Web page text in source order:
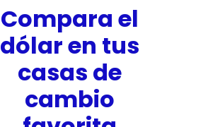
Compara el
dólar en tus
casas de
cambio